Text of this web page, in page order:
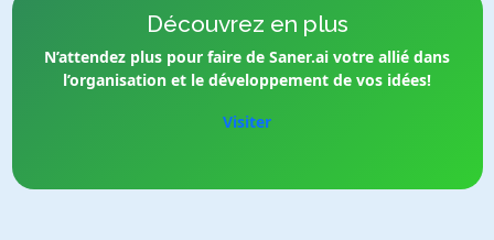
Découvrez en plus
N’attendez plus pour faire de Saner.ai votre allié dans
l’organisation et le développement de vos idées!
Visiter